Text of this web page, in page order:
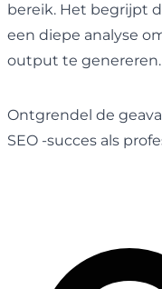
bereik. Het begrijpt
een diepe analyse
output te genereren.
Ontgrendel de
SEO -succes als